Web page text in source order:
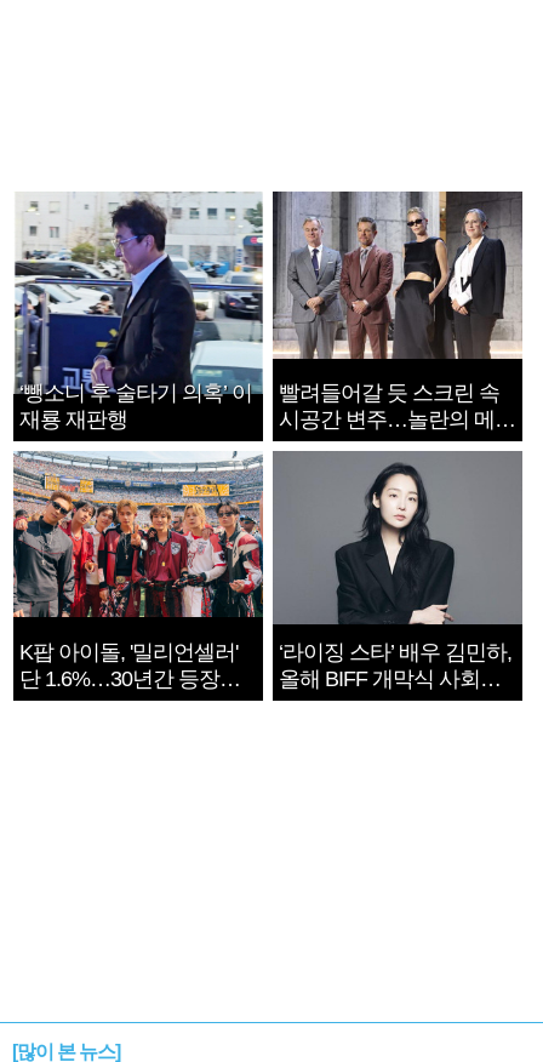
‘뺑소니 후 술타기 의혹’ 이
재룡 재판행
빨려들어갈 듯 스크린 속
시공간 변주…놀란의 메시
지는 ‘전쟁 속죄’
K팝 아이돌, '밀리언셀러'
단 1.6%…30년간 등장
1182개팀 전수조사
‘라이징 스타’ 배우 김민하,
올해 BIFF 개막식 사회자
확정
[많이 본 뉴스]